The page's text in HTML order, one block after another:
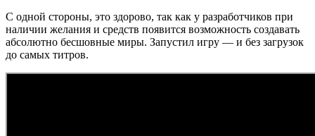
C одной стороны, это здорово, так как у разработчиков при
наличии желания и средств появится возможность создавать
абсолютно бесшовные миры. Запустил игру — и без загрузок
до самых титров.